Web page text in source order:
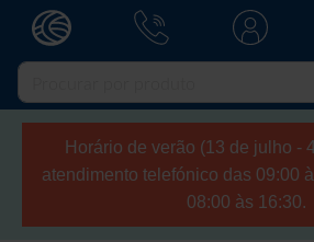
Horário de verão (13 de julho -
atendimento telefónico das 09:00
08:00 às 16:30.